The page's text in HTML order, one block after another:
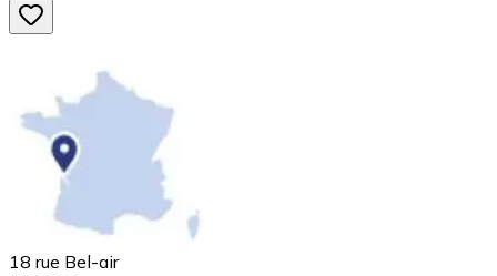
18 rue Bel-air